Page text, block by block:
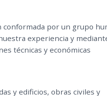
conformada por un grupo
experiencia y
técnicas y económicas
y edificios, obras civiles y